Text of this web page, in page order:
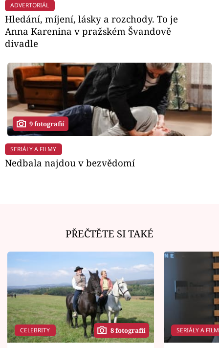
ADVERTORIÁL
Hledání, míjení, lásky a rozchody. To je
Anna Karenina v pražském Švandově
divadle
9 fotografií
SERIÁLY A FILMY
Nedbala najdou v bezvědomí
PŘEČTĚTE SI TAKÉ
CELEBRITY 8 fotografií SERIÁLY A